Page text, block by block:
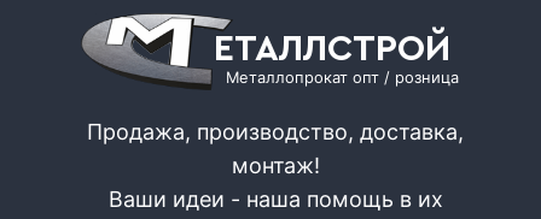
ЕТАЛЛСТРОЙ
Металлопрокат опт / розница
Продажа, производство, доставка,
монтаж!
Ваши идеи - наша помощь в их